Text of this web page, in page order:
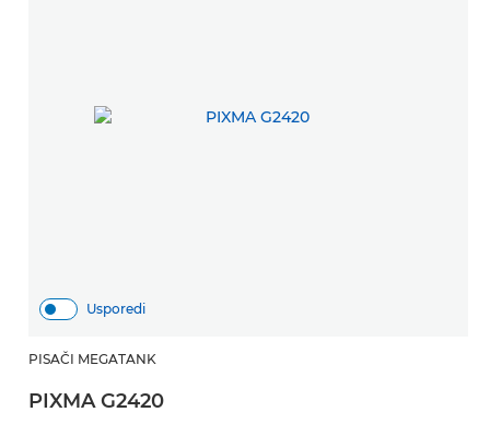
Usporedi
PISAČI MEGATANK
PIXMA G2420